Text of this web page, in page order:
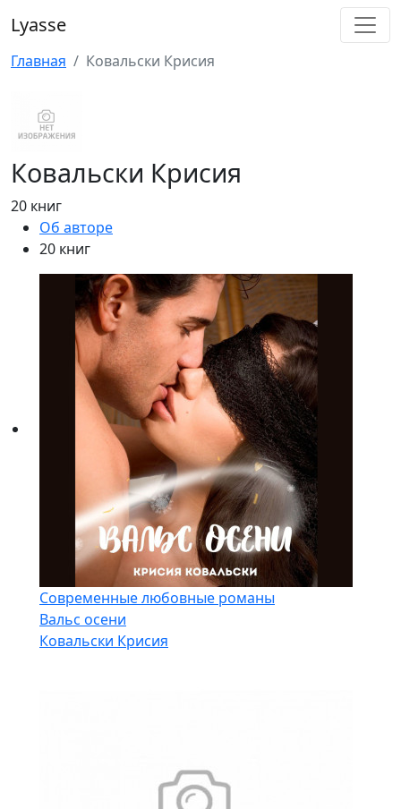
Lyasse
Главная Ковальски Крисия
Ковальски Крисия
20 книг
Об авторе
20 книг
Современные любовные романы
Вальс осени
Ковальски Крисия